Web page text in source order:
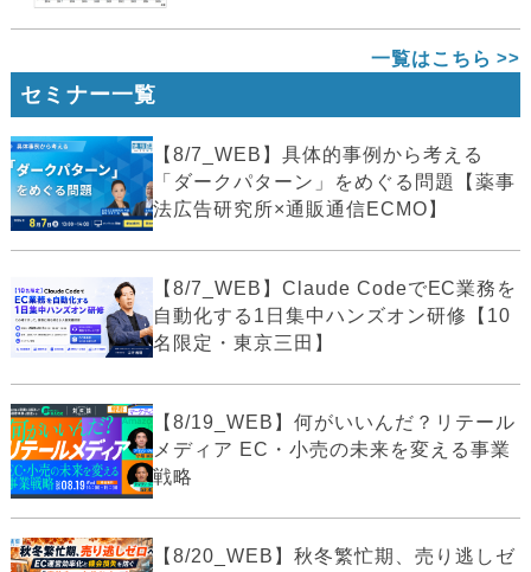
一覧はこちら
セミナー一覧
【8/7_WEB】具体的事例から考える
「ダークパターン」をめぐる問題【薬事
法広告研究所×通販通信ECMO】
【8/7_WEB】Claude CodeでEC業務を
自動化する1日集中ハンズオン研修【10
名限定・東京三田】
【8/19_WEB】何がいいんだ？リテール
メディア EC・小売の未来を変える事業
戦略
【8/20_WEB】秋冬繁忙期、売り逃しゼ